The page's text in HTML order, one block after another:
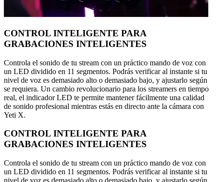
CONTROL INTELIGENTE PARA
GRABACIONES INTELIGENTES
Controla el sonido de tu stream con un práctico mando de voz con
un LED dividido en 11 segmentos. Podrás verificar al instante si tu
nivel de voz es demasiado alto o demasiado bajo, y ajustarlo según
se requiera. Un cambio revolucionario para los streamers en tiempo
real, el indicador LED te permite mantener fácilmente una calidad
de sonido profesional mientras estás en directo ante la cámara con
Yeti X.
CONTROL INTELIGENTE PARA
GRABACIONES INTELIGENTES
Controla el sonido de tu stream con un práctico mando de voz con
un LED dividido en 11 segmentos. Podrás verificar al instante si tu
nivel de voz es demasiado alto o demasiado bajo, y ajustarlo según